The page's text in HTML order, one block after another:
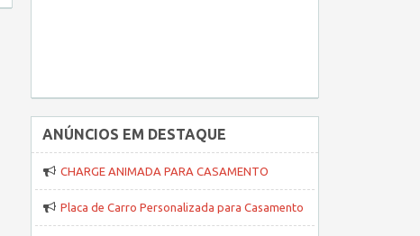
ANÚNCIOS EM DESTAQUE
CHARGE ANIMADA PARA CASAMENTO
Placa de Carro Personalizada para Casamento